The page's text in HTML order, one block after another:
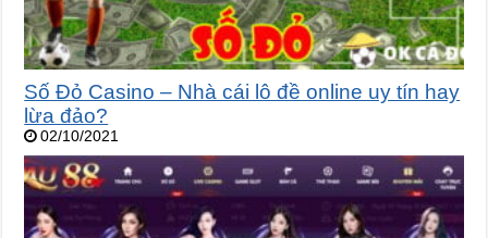
Số Đỏ Casino – Nhà cái lô đề online uy tín hay
lừa đảo?
02/10/2021